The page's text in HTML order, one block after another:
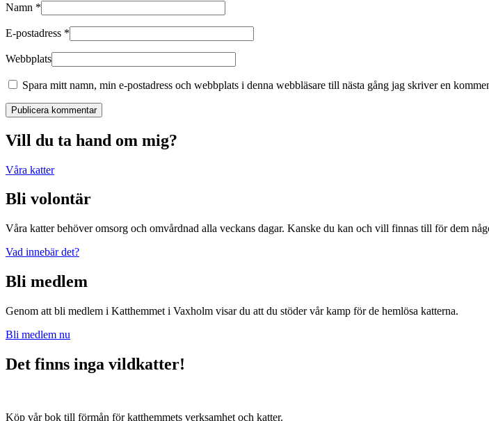
Namn *
E-postadress *
Webbplats
Spara mitt namn, min e-postadress och webbplats i denna webbläsare till nästa gång jag skriver en
Publicera kommentar
Vill du ta hand om mig?
Våra katter
Bli volontär
Våra katter behöver omsorg och omvårdnad alla veckans dagar. Kanske du kan och vill finnas till för dem
Vad innebär det?
Bli medlem
Genom att bli medlem i Katthemmet i Vaxholm visar du att du stöder vår kamp för de hemlösa katterna.
Bli medlem nu
Det finns inga vildkatter!
Köp vår bok till förmån för katthemmets verksamhet och katter.